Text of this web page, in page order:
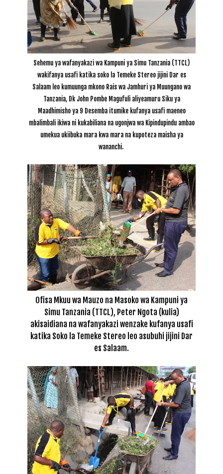
Sehemu ya wafanyakazi wa Kampuni ya Simu Tanzania (TTCL)
wakifanya usafi katika soko la Temeke Stereo jijini Dar es
Salaam leo kumuunga mkono Rais wa Jamhuri ya Muungano wa
Tanzania, Dk John Pombe Magufuli aliyeamuru Siku ya
Maadhimisho ya 9 Desemba itumike kufanya usafi maeneo
mbalimbali ikiwa ni kukabiliana na ugonjwa wa Kipindupindu ambao
umekua ukiibuka mara kwa mara na kupoteza maisha ya
wananchi.
Ofisa Mkuu wa Mauzo na Masoko wa Kampuni ya
Simu Tanzania (TTCL), Peter Ngota (kulia)
akisaidiana na wafanyakazi wenzake kufanya usafi
katika Soko la Temeke Stereo leo asubuhi jijini Dar
es Salaam.